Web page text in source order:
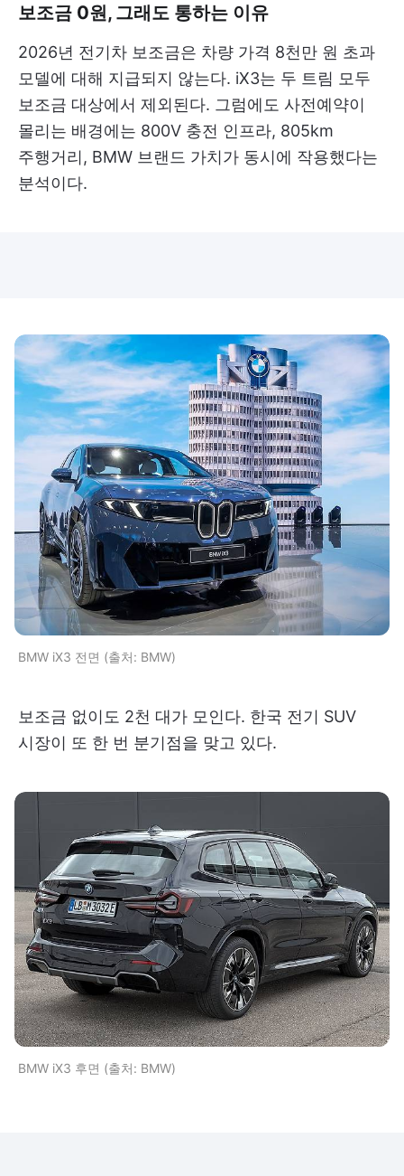
보조금 0원, 그래도 통하는 이유
2026년 전기차 보조금은 차량 가격 8천만 원 초과
모델에 대해 지급되지 않는다. iX3는 두 트림 모두
보조금 대상에서 제외된다. 그럼에도 사전예약이
몰리는 배경에는 800V 충전 인프라, 805km
주행거리, BMW 브랜드 가치가 동시에 작용했다는
분석이다.
BMW iX3 전면 (출처: BMW)
보조금 없이도 2천 대가 모인다. 한국 전기 SUV
시장이 또 한 번 분기점을 맞고 있다.
BMW iX3 후면 (출처: BMW)